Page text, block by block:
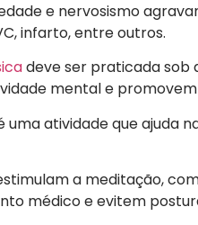
e nervosismo
infarto, entre outros.
deve ser praticada sob
mental e
uma atividade que ajuda
a meditação,
médico e evitem